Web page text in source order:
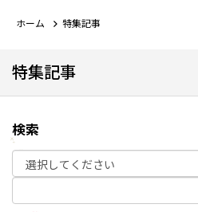
ホーム 特集記事
特集記事
検索